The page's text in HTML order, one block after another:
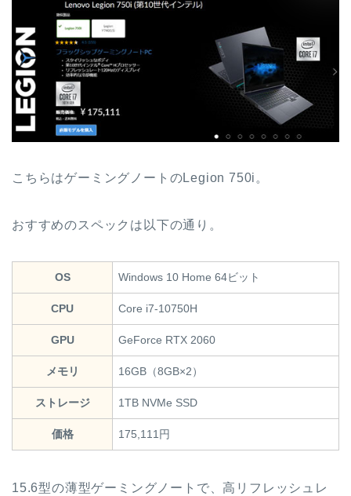
こちらはゲーミングノートのLegion 750i。
おすすめのスペックは以下の通り。
OS Windows 10 Home 64ビット
CPU Core i7-10750H
GPU GeForce RTX 2060
メモリ 16GB（8GB×2）
ストレージ 1TB NVMe SSD
価格 175,111円
15.6型の薄型ゲーミングノートで、高リフレッシュレ